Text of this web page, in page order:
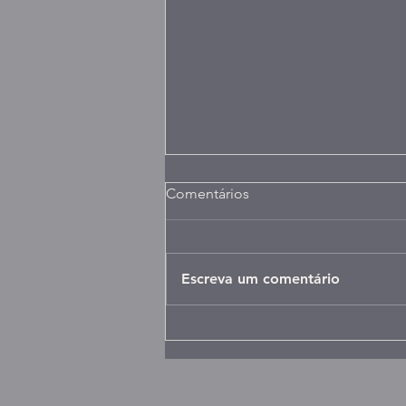
Comentários
Escreva um comentário